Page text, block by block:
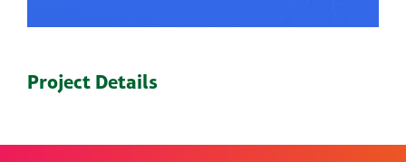
Project Details